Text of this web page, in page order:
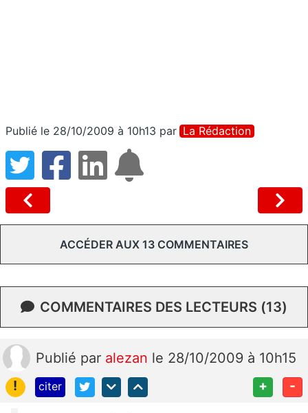
Publié le 28/10/2009 à 10h13 par La Rédaction
ACCÉDER AUX 13 COMMENTAIRES
COMMENTAIRES DES LECTEURS (13)
Publié par alezan le 28/10/2009 à 10h15
!
citer + -